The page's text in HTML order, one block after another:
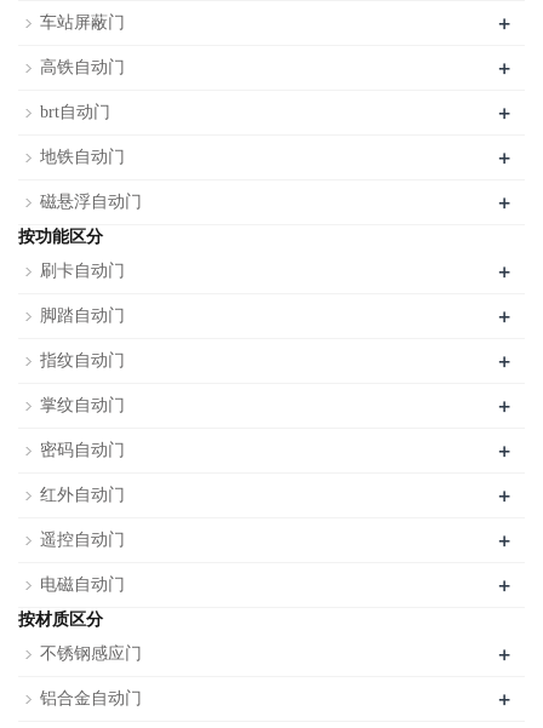
车站屏蔽门 +
高铁自动门 +
brt自动门 +
地铁自动门 +
磁悬浮自动门 +
按功能区分
刷卡自动门
+
脚踏自动门 +
指纹自动门 +
掌纹自动门 +
密码自动门 +
红外自动门 +
遥控自动门 +
电磁自动门 +
按材质区分
不锈钢感应门
+
铝合金自动门 +